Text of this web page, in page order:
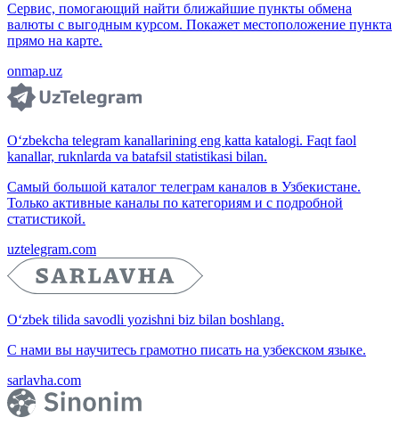
Сервис, помогающий найти ближайшие пункты обмена
валюты с выгодным курсом. Покажет местоположение пункта
прямо на карте.
onmap.uz
O‘zbekcha telegram kanallarining eng katta katalogi. Faqt faol
kanallar, ruknlarda va batafsil statistikasi bilan.
Самый большой каталог телеграм каналов в Узбекистане.
Только активные каналы по категориям и с подробной
статистикой.
uztelegram.com
O‘zbek tilida savodli yozishni biz bilan boshlang.
С нами вы научитесь грамотно писать на узбекском языке.
sarlavha.com